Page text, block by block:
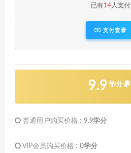
已有14人支付
支付查看
9.9 学分
普通用户购买价格 : 9.9学分
VIP会员购买价格 : 0学分